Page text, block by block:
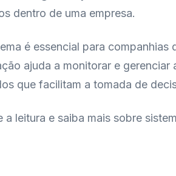
dentro de uma empresa.
é essencial para
ajuda a monitorar e
que facilitam a tomada de
a leitura e saiba mais sobre